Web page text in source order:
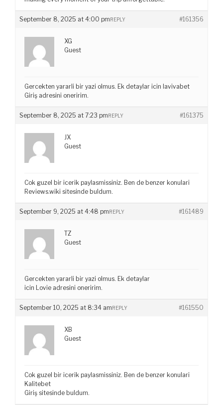
September 8, 2025 at 4:00 pm #161356
REPLY
XG
Guest
Gercekten yararli bir yazi olmus. Ek detaylar icin lavivabet
Giriş adresini oneririm.
September 8, 2025 at 7:23 pm #161375
REPLY
JX
Guest
Cok guzel bir icerik paylasmissiniz. Ben de benzer konulari
Reviews.wiki sitesinde buldum.
September 9, 2025 at 4:48 pm #161489
REPLY
TZ
Guest
Gercekten yararli bir yazi olmus. Ek detaylar
icin Lovie adresini oneririm.
September 10, 2025 at 8:34 am #161550
REPLY
XB
Guest
Cok guzel bir icerik paylasmissiniz. Ben de benzer konulari
Kalitebet
Giriş sitesinde buldum.